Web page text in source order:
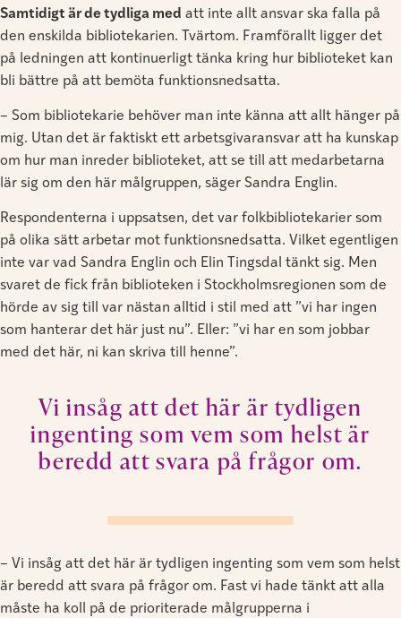
Samtidigt är de tydliga med att inte allt ansvar ska falla på
den enskilda bibliotekarien. Tvärtom. Framförallt ligger det
på ledningen att kontinuerligt tänka kring hur biblioteket kan
bli bättre på att bemöta funktionsnedsatta.
– Som bibliotekarie behöver man inte känna att allt hänger på
mig. Utan det är faktiskt ett arbetsgivaransvar att ha kunskap
om hur man inreder biblioteket, att se till att medarbetarna
lär sig om den här målgruppen, säger Sandra Englin.
Respondenterna i uppsatsen, det var folkbibliotekarier som
på olika sätt arbetar mot funktionsnedsatta. Vilket egentligen
inte var vad Sandra Englin och Elin Tingsdal tänkt sig. Men
svaret de fick från biblioteken i Stockholmsregionen som de
hörde av sig till var nästan alltid i stil med att ”vi har ingen
som hanterar det här just nu”. Eller: ”vi har en som jobbar
med det här, ni kan skriva till henne”.
Vi insåg att det här är tydligen
ingenting som vem som helst är
beredd att svara på frågor om.
– Vi insåg att det här är tydligen ingenting som vem som helst
är beredd att svara på frågor om. Fast vi hade tänkt att alla
måste ha koll på de prioriterade målgrupperna i